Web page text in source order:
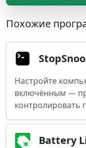
Похожие
Настройте
включённым —
контролировать
Battery